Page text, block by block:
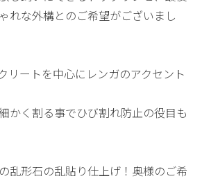
れな外構とのご希望がございまし
リートを中心にレンガのアクセント
かく割る事でひび割れ防止の役目も
乱形石の乱貼り仕上げ！奥様のご希